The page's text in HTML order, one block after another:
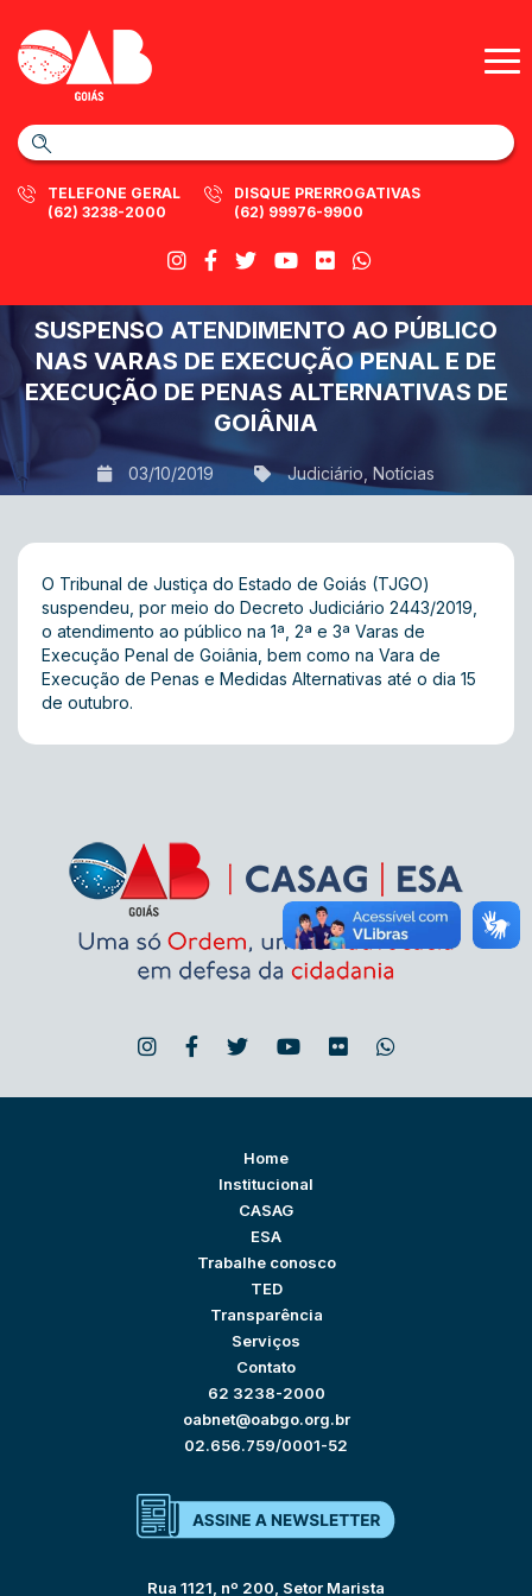
TELEFONE GERAL
(62) 3238-2000
DISQUE PRERROGATIVAS
(62) 99976-9900
SUSPENSO ATENDIMENTO AO PÚBLICO
NAS VARAS DE EXECUÇÃO PENAL E DE
EXECUÇÃO DE PENAS ALTERNATIVAS DE
GOIÂNIA
03/10/2019 Judiciário Notícias
O Tribunal de Justiça do Estado de Goiás (TJGO)
suspendeu, por meio do Decreto Judiciário 2443/2019
o atendimento ao público na 1ª, 2ª e 3ª Varas de
Execução Penal de Goiânia, bem como na Vara de
Execução de Penas e Medidas Alternativas até o dia 15
de outubro.
Home
Institucional
CASAG
ESA
Trabalhe conosco
TED
Transparência
Serviços
Contato
62 3238-2000
oabnet@oabgo.org.br
02.656.759/0001-52
Rua 1121, nº 200, Setor Marista